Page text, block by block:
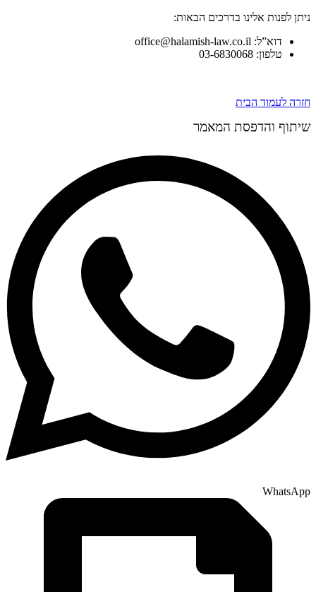
ניתן לפנות אלינו בדרכים הבאות:
דוא”ל: office@halamish-law.co.il
טלפון: 03-6830068
חזרה לעמוד הבית
שיתוף והדפסת המאמר
WhatsApp